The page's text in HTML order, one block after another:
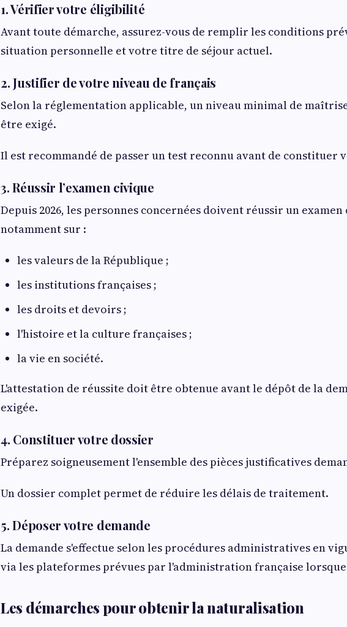
1. Vérifier votre éligibilité
Avant toute démarche, assurez-vous de remplir les conditions
situation personnelle et votre titre de séjour actuel.
2. Justifier de votre niveau de français
Selon la réglementation applicable, un niveau minimal de
être exigé.
Il est recommandé de passer un test reconnu avant de constituer
3. Réussir l’examen civique
Depuis 2026, les personnes concernées doivent réussir un
notamment sur :
les valeurs de la République ;
les institutions françaises ;
les droits et devoirs ;
l'histoire et la culture françaises ;
la vie en société.
L'attestation de réussite doit être obtenue avant le dépôt de la
exigée.
4. Constituer votre dossier
Préparez soigneusement l'ensemble des pièces justificatives
Un dossier complet permet de réduire les délais de traitement.
5. Déposer votre demande
La demande s'effectue selon les procédures administratives en
via les plateformes prévues par l'administration française
Les démarches pour obtenir la naturalisation